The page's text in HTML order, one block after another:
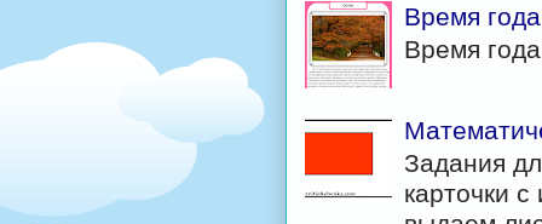
Время
Время
Задания
карточки